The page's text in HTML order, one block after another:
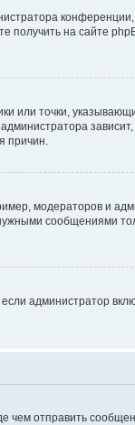
на сайте
или точки,
причин.
модераторов и
сообщениями
администратор
отправить